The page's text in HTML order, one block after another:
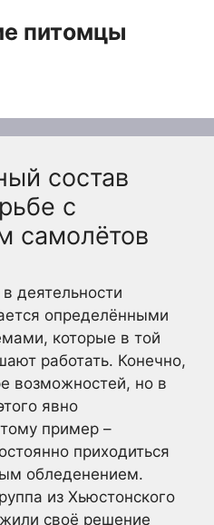
питомцы
состав
с
самолётов
деятельности
определёнными
которые в той
работать. Конечно,
возможностей, но в
явно
пример –
приходиться
обледенением.
из Хьюстонского
своё решение